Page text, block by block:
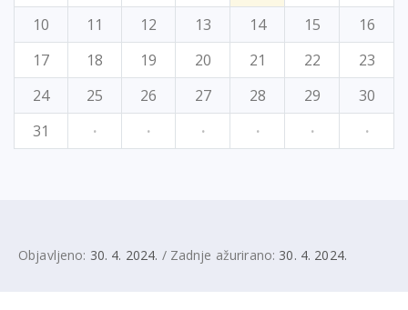
10
11 12 13 14 15
16
17
18 19 20 21 22
23
24
25 26 27 28 29
30
31
· · · · · ·
Objavljeno: 30. 4. 2024. / Zadnje ažurirano: 30. 4. 2024.